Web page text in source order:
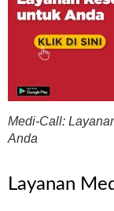
Medi-Call:
Anda
Layanan